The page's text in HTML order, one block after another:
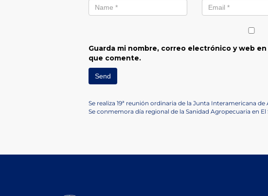
Guarda mi nombre, correo electrónico y web
que comente.
Navegación
Previous
Post
Se realiza 19ª reunión ordinaria de la Junta Interamericana
Next
Se conmemora día regional de la Sanidad Agropecuaria en El